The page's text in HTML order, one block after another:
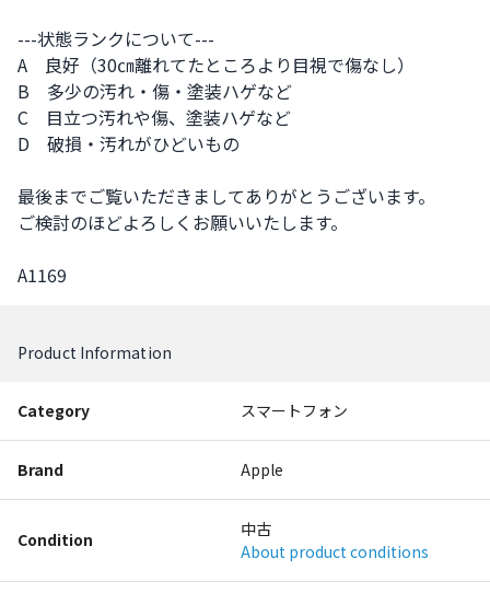
---状態ランクについて---
A　良好（30㎝離れてたところより目視で傷なし）
B　多少の汚れ・傷・塗装ハゲなど
C　目立つ汚れや傷、塗装ハゲなど
D　破損・汚れがひどいもの
最後までご覧いただきましてありがとうございます。
ご検討のほどよろしくお願いいたします。
A1169
Product Information
Category スマートフォン
Brand Apple
Condition
中古
About product conditions